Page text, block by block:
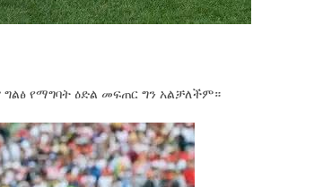
የማግባት ዕድል መፍጠር ግን አልቻለችም።